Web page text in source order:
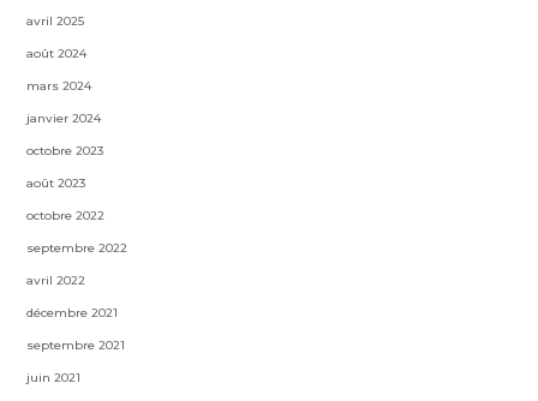
avril 2025
août 2024
mars 2024
janvier 2024
octobre 2023
août 2023
octobre 2022
septembre 2022
avril 2022
décembre 2021
septembre 2021
juin 2021